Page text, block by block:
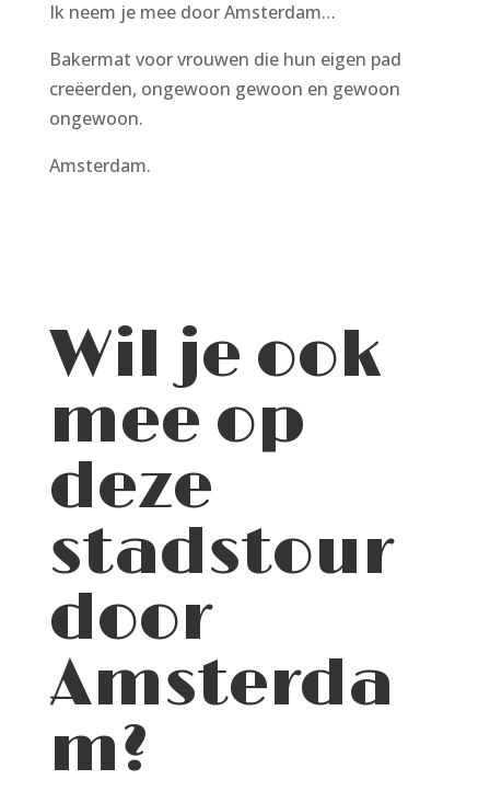
Ik neem je mee door Amsterdam…
Bakermat voor vrouwen die hun eigen pad
creëerden, ongewoon gewoon en gewoon
ongewoon.
Amsterdam.
Wil je ook
mee op
deze
stadstour
door
Amsterda
m?